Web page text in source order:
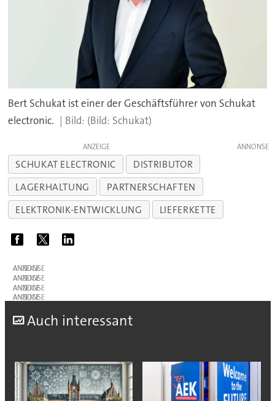
Bert Schukat ist einer der Geschäftsführer von Schukat
electronic.
(Bild: Schukat)
ANZEIGE
SCHUKAT ELECTRONIC
DISTRIBUTOR
LAGERHALTUNG
PARTNERSCHAFTEN
ELEKTRONIK-ENTWICKLUNG
LIEFERKETTE
ANZEIGE
ANZEIGE
ANZEIGE
ANZEIGE
Auch interessant